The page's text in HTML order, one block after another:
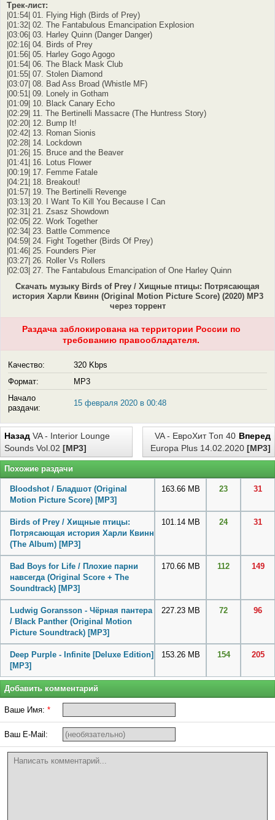
Трек-лист:
|01:54| 01. Flying High (Birds of Prey)
|01:32| 02. The Fantabulous Emancipation Explosion
|03:06| 03. Harley Quinn (Danger Danger)
|02:16| 04. Birds of Prey
|01:56| 05. Harley Gogo Agogo
|01:54| 06. The Black Mask Club
|01:55| 07. Stolen Diamond
|03:07| 08. Bad Ass Broad (Whistle MF)
|00:51| 09. Lonely in Gotham
|01:09| 10. Black Canary Echo
|02:29| 11. The Bertinelli Massacre (The Huntress Story)
|02:20| 12. Bump It!
|02:42| 13. Roman Sionis
|02:28| 14. Lockdown
|01:26| 15. Bruce and the Beaver
|01:41| 16. Lotus Flower
|00:19| 17. Femme Fatale
|04:21| 18. Breakout!
|01:57| 19. The Bertinelli Revenge
|03:13| 20. I Want To Kill You Because I Can
|02:31| 21. Zsasz Showdown
|02:05| 22. Work Together
|02:34| 23. Battle Commence
|04:59| 24. Fight Together (Birds Of Prey)
|01:46| 25. Founders Pier
|03:27| 26. Roller Vs Rollers
|02:03| 27. The Fantabulous Emancipation of One Harley Quinn
Скачать музыку Birds of Prey / Хищные птицы: Потрясающая
история Харли Квинн (Original Motion Picture Score) (2020) MP3
через торрент
Раздача заблокирована на территории России по
требованию правообладателя.
Качество:
320 Kbps
Формат:
MP3
Начало
раздачи:
15 февраля 2020 в 00:48
Назад VA - Interior Lounge
Sounds Vol.02 [MP3]
Вперед
VA - ЕвроХит Топ 40
Europa Plus 14.02.2020 [MP3]
Похожие раздачи
Bloodshot / Бладшот (Original
Motion Picture Score) [MP3]
163.66 MB 23 31
Birds of Prey / Хищные птицы:
Потрясающая история Харли Квинн
(The Album) [MP3]
101.14 MB 24 31
Bad Boys for Life / Плохие парни
навсегда (Original Score + The
Soundtrack) [MP3]
170.66 MB 112 149
Ludwig Goransson - Чёрная пантера
/ Black Panther (Original Motion
Picture Soundtrack) [MP3]
227.23 MB 72 96
Deep Purple - Infinite [Deluxe Edition]
[MP3]
153.26 MB 154 205
Добавить комментарий
Ваше Имя: *
Ваш E-Mail: